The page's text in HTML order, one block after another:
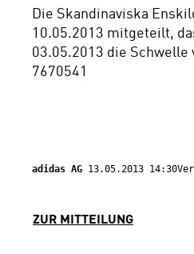
Die Skandinaviska
10.05.2013 mitgeteilt,
03.05.2013 die
7670541
adidas AG 13.05.2013
ZUR MITTEILUNG